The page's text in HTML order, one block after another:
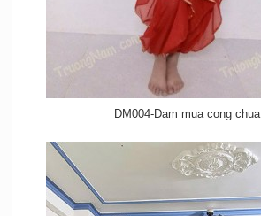
DM004-Dam mua cong chua